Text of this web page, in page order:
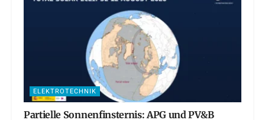
ELEKTROTECHNIK
Partielle Sonnenfinsternis: APG und PV&B